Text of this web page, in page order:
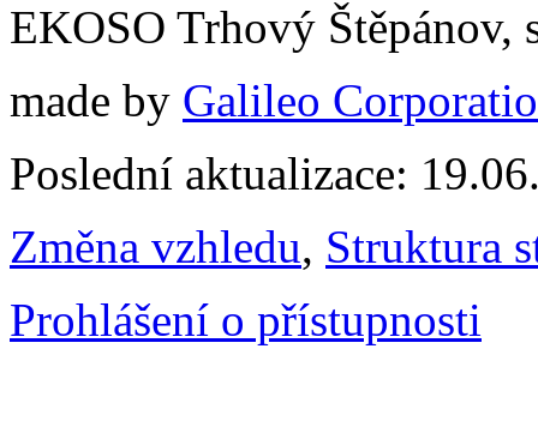
EKOSO Trhový Štěpánov,
made by Galileo
Poslední aktualizace:
Změna vzhledu, Struktura
Prohlášení o přístupnosti